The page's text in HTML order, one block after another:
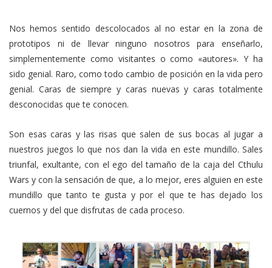
Nos hemos sentido descolocados al no estar en la zona de
prototipos ni de llevar ninguno nosotros para enseñarlo,
simplementemente como visitantes o como «autores». Y ha
sido genial. Raro, como todo cambio de posición en la vida pero
genial. Caras de siempre y caras nuevas y caras totalmente
desconocidas que te conocen.
Son esas caras y las risas que salen de sus bocas al jugar a
nuestros juegos lo que nos dan la vida en este mundillo. Sales
triunfal, exultante, con el ego del tamaño de la caja del Cthulu
Wars y con la sensación de que, a lo mejor, eres alguien en este
mundillo que tanto te gusta y por el que te has dejado los
cuernos y del que disfrutas de cada proceso.